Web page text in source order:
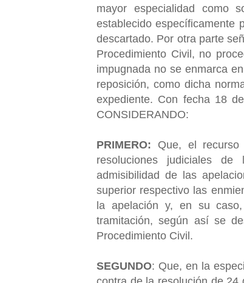
mayor especialidad
establecido específicamente
descartado. Por otra parte
Procedimiento Civil, no
impugnada no se enmarca
reposición, como dicha
expediente. Con fecha 18
CONSIDERANDO:
PRIMERO: Que, el
resoluciones judiciales
admisibilidad de las
superior respectivo las
la apelación y, en su
tramitación, según así se
Procedimiento Civil.
SEGUNDO: Que, en la